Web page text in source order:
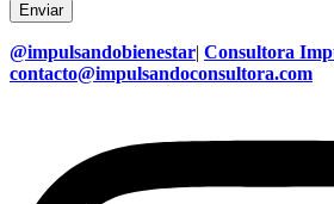
@impulsandobienestar| Consultora
contacto@impulsandoconsultora.com